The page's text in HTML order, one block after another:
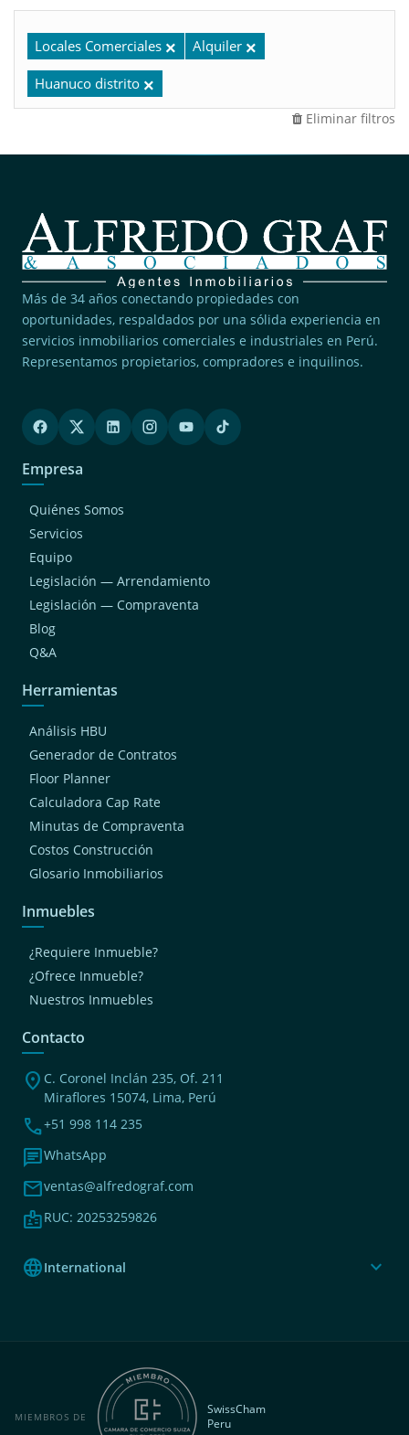
Locales Comerciales Alquiler
Huanuco distrito
Eliminar filtros
Más de 34 años conectando propiedades con
oportunidades, respaldados por una sólida experiencia en
servicios inmobiliarios comerciales e industriales en Perú.
Representamos propietarios, compradores e inquilinos.
Empresa
Quiénes Somos
Servicios
Equipo
Legislación — Arrendamiento
Legislación — Compraventa
Blog
Q&A
Herramientas
Análisis HBU
Generador de Contratos
Floor Planner
Calculadora Cap Rate
Minutas de Compraventa
Costos Construcción
Glosario Inmobiliarios
Inmuebles
¿Requiere Inmueble?
¿Ofrece Inmueble?
Nuestros Inmuebles
Contacto
location_on C. Coronel Inclán 235, Of. 211
Miraflores 15074, Lima, Perú
phone+51 998 114 235
chatWhatsApp
mailventas@alfredograf.com
badgeRUC: 20253259826
languageInternational expand_more
MIEMBROS DE
SwissCham
Peru